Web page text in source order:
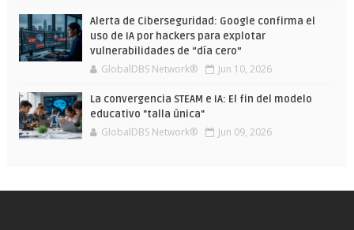
Alerta de Ciberseguridad: Google confirma el
uso de IA por hackers para explotar
vulnerabilidades de “día cero”
GlobalDBS Network® Jun 10, 2026
La convergencia STEAM e IA: El fin del modelo
educativo "talla única"
GlobalDBS Network® Jun 09, 2026